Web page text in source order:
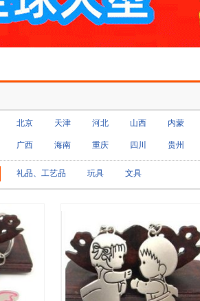
北京 天津 河北 山西 内蒙
广西 海南 重庆 四川 贵州
礼品、工艺品 玩具 文具